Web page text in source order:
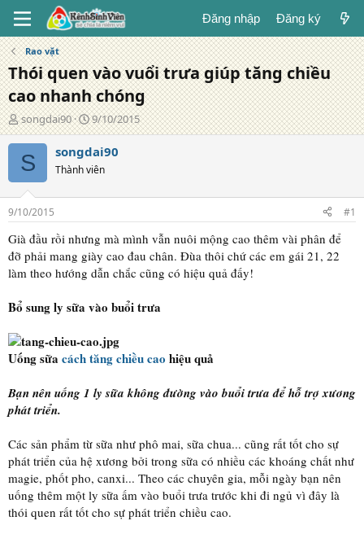
Đăng nhập Đăng ký
Rao vặt
Thói quen vào vuổi trưa giúp tăng chiều
cao nhanh chóng
T
á
c
g
ả
songdai90
N
g
à
y
đ
g
9/10/2015
S songdai90
Thành viên
9/10/2015 #1
Già đầu rồi nhưng mà mình vẫn nuôi mộng cao thêm vài phân để
đỡ phải mang giày cao đau chân. Đùa thôi chứ các em gái 21, 22
làm theo hướng dẫn chắc cũng có hiệu quả đấy!
Bổ sung ly sữa vào buổi trưa
Uống sữa cách tăng chiều cao hiệu quả
Bạn nên uống 1 ly sữa không đường vào buổi trưa để hỗ trợ xương
phát triển.
Các sản phẩm từ sữa như phô mai, sữa chua... cũng rất tốt cho sự
phát triển của hệ xương bởi trong sữa có nhiều các khoáng chất như
magie, phốt pho, canxi... Theo các chuyên gia, mỗi ngày bạn nên
uống thêm một ly sữa ấm vào buổi trưa trước khi đi ngủ vì đây là
thói quen rất tốt cho sự phát triển chiều cao.